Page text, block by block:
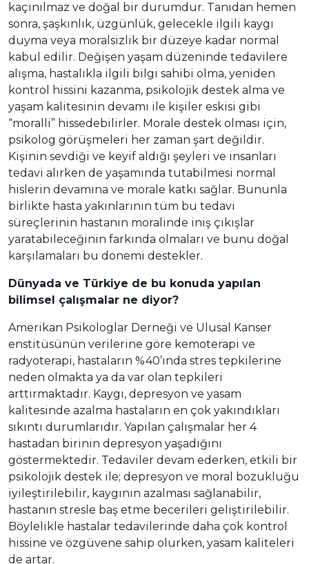
kaçınılmaz ve doğal bir durumdur. Tanıdan hemen
sonra, şaşkınlık, üzgünlük, gelecekle ilgili kaygı
duyma veya moralsizlik bir düzeye kadar normal
kabul edilir. Değişen yaşam düzeninde tedavilere
alışma, hastalıkla ilgili bilgi sahibi olma, yeniden
kontrol hissini kazanma, psikolojik destek alma ve
yaşam kalitesinin devamı ile kişiler eskisi gibi
“moralli” hissedebilirler. Morale destek olması için,
psikolog görüşmeleri her zaman şart değildir.
Kişinin sevdiği ve keyif aldığı şeyleri ve insanları
tedavi alırken de yaşamında tutabilmesi normal
hislerin devamına ve morale katkı sağlar. Bununla
birlikte hasta yakınlarının tüm bu tedavi
süreçlerinin hastanın moralinde iniş çıkışlar
yaratabileceğinin farkında olmaları ve bunu doğal
karşılamaları bu donemi destekler.
Dünyada ve Türkiye de bu konuda yapılan
bilimsel çalışmalar ne diyor?
Amerikan Psikologlar Derneği ve Ulusal Kanser
enstitüsünün verilerine göre kemoterapi ve
radyoterapi, hastaların %40’ında stres tepkilerine
neden olmakta ya da var olan tepkileri
arttırmaktadır. Kaygı, depresyon ve yasam
kalitesinde azalma hastaların en çok yakındıkları
sıkıntı durumlarıdır. Yapılan çalışmalar her 4
hastadan birinin depresyon yaşadığını
göstermektedir. Tedaviler devam ederken, etkili bir
psikolojik destek ile; depresyon ve moral bozukluğu
iyileştirilebilir, kaygının azalması sağlanabilir,
hastanın stresle baş etme becerileri geliştirilebilir.
Böylelikle hastalar tedavilerinde daha çok kontrol
hissine ve özgüvene sahip olurken, yasam kaliteleri
de artar.